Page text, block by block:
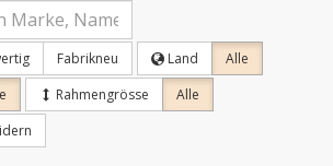
Fabrikneu Land
Alle
Rahmengrösse
Alle